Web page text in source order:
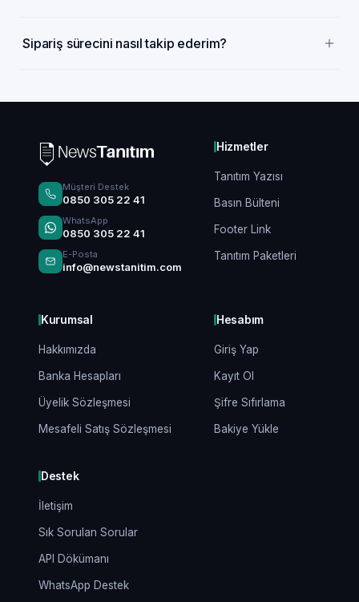
Sipariş sürecini nasıl takip ederim?
Müşteri Destek
0850 305 22 41
WhatsApp
0850 305 22 41
E-Posta
info@newstanitim.com
Hizmetler
Tanıtım Yazısı
Basın Bülteni
Footer Link
Tanıtım Paketleri
Kurumsal
Hakkımızda
Banka Hesapları
Üyelik Sözleşmesi
Mesafeli Satış Sözleşmesi
Hesabım
Giriş Yap
Kayıt Ol
Şifre Sıfırlama
Bakiye Yükle
Destek
İletişim
Sık Sorulan Sorular
API Dökümanı
WhatsApp Destek